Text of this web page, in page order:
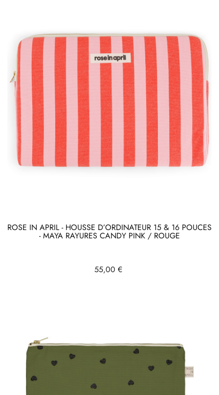
ROSE IN APRIL - HOUSSE D’ORDINATEUR 15 & 16 POUCES
- MAYA RAYURES CANDY PINK / ROUGE
Prix
55,00 €